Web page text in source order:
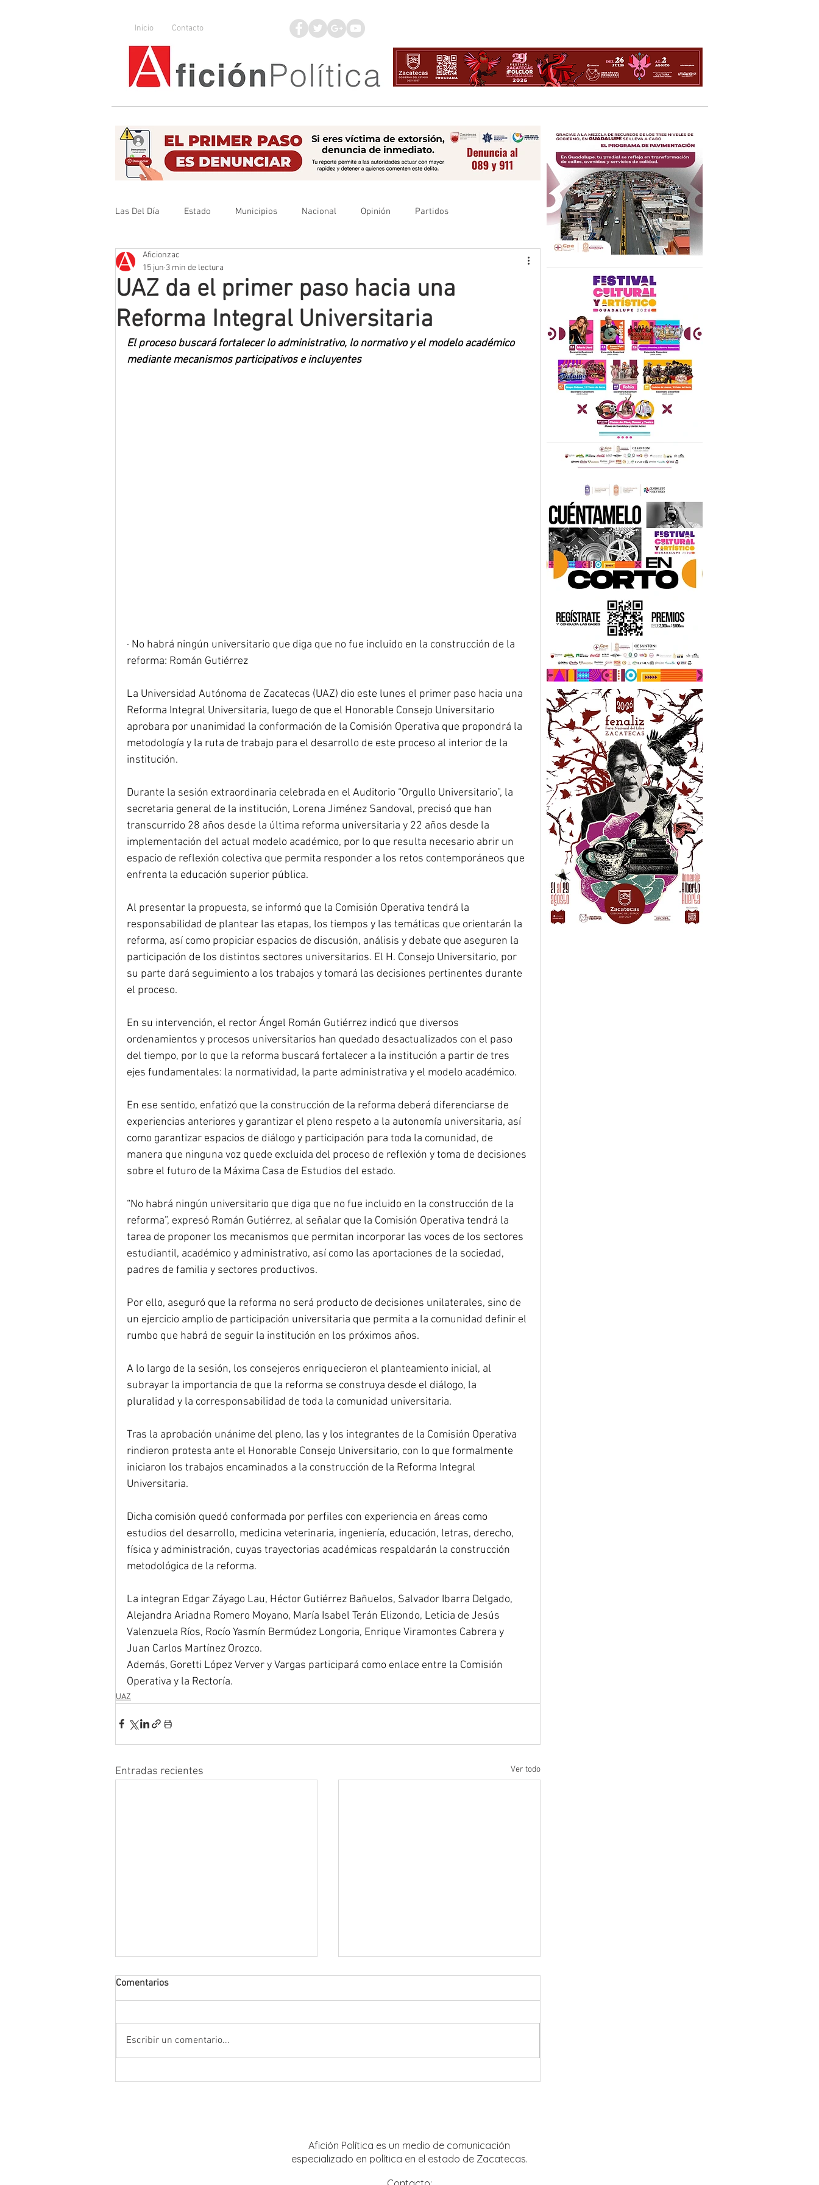
Inicio Contacto
Las Del Día Estado Municipios Nacional Opinión Partidos
Que no se olvide
Mineros LNBP
UAZ da el primer paso hacia una
Reforma Integral Universitaria
Aficionzac
15 jun 3 min de lectura
El proceso buscará fortalecer lo administrativo, lo normativo y el modelo académico
mediante mecanismos participativos e incluyentes
· No habrá ningún universitario que diga que no fue incluido en la construcción de la
reforma: Román Gutiérrez
La Universidad Autónoma de Zacatecas (UAZ) dio este lunes el primer paso hacia una
Reforma Integral Universitaria, luego de que el Honorable Consejo Universitario
aprobara por unanimidad la conformación de la Comisión Operativa que propondrá la
metodología y la ruta de trabajo para el desarrollo de este proceso al interior de la
institución.
Durante la sesión extraordinaria celebrada en el Auditorio “Orgullo Universitario”, la
secretaria general de la institución, Lorena Jiménez Sandoval, precisó que han
transcurrido 28 años desde la última reforma universitaria y 22 años desde la
implementación del actual modelo académico, por lo que resulta necesario abrir un
espacio de reflexión colectiva que permita responder a los retos contemporáneos que
enfrenta la educación superior pública.
Al presentar la propuesta, se informó que la Comisión Operativa tendrá la
responsabilidad de plantear las etapas, los tiempos y las temáticas que orientarán la
reforma, así como propiciar espacios de discusión, análisis y debate que aseguren la
participación de los distintos sectores universitarios. El H. Consejo Universitario, por
su parte dará seguimiento a los trabajos y tomará las decisiones pertinentes durante
el proceso.
En su intervención, el rector Ángel Román Gutiérrez indicó que diversos
ordenamientos y procesos universitarios han quedado desactualizados con el paso
del tiempo, por lo que la reforma buscará fortalecer a la institución a partir de tres
ejes fundamentales: la normatividad, la parte administrativa y el modelo académico.
En ese sentido, enfatizó que la construcción de la reforma deberá diferenciarse de
experiencias anteriores y garantizar el pleno respeto a la autonomía universitaria, así
como garantizar espacios de diálogo y participación para toda la comunidad, de
manera que ninguna voz quede excluida del proceso de reflexión y toma de decisiones
sobre el futuro de la Máxima Casa de Estudios del estado.
“No habrá ningún universitario que diga que no fue incluido en la construcción de la
reforma”, expresó Román Gutiérrez, al señalar que la Comisión Operativa tendrá la
tarea de proponer los mecanismos que permitan incorporar las voces de los sectores
estudiantil, académico y administrativo, así como las aportaciones de la sociedad,
padres de familia y sectores productivos.
Por ello, aseguró que la reforma no será producto de decisiones unilaterales, sino de
un ejercicio amplio de participación universitaria que permita a la comunidad definir el
rumbo que habrá de seguir la institución en los próximos años.
A lo largo de la sesión, los consejeros enriquecieron el planteamiento inicial, al
subrayar la importancia de que la reforma se construya desde el diálogo, la
pluralidad y la corresponsabilidad de toda la comunidad universitaria.
Tras la aprobación unánime del pleno, las y los integrantes de la Comisión Operativa
rindieron protesta ante el Honorable Consejo Universitario, con lo que formalmente
iniciaron los trabajos encaminados a la construcción de la Reforma Integral
Universitaria.
Dicha comisión quedó conformada por perfiles con experiencia en áreas como
estudios del desarrollo, medicina veterinaria, ingeniería, educación, letras, derecho,
física y administración, cuyas trayectorias académicas respaldarán la construcción
metodológica de la reforma.
La integran Edgar Záyago Lau, Héctor Gutiérrez Bañuelos, Salvador Ibarra Delgado,
Alejandra Ariadna Romero Moyano, María Isabel Terán Elizondo, Leticia de Jesús
Valenzuela Ríos, Rocío Yasmín Bermúdez Longoria, Enrique Viramontes Cabrera y
Juan Carlos Martínez Orozco.
Además, Goretti López Verver y Vargas participará como enlace entre la Comisión
Operativa y la Rectoría.
UAZ
Entradas recientes Ver todo
Comentarios
Escribir un comentario...
Afición Política es un medio de comunicación
especializado en política en el estado de Zacatecas.